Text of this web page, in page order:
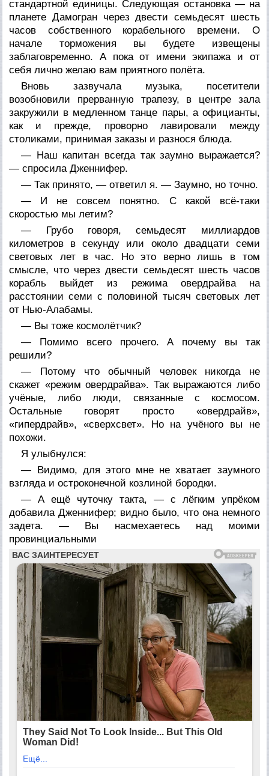
стандартной единицы. Следующая остановка — на
планете Дамогран через двести семьдесят шесть
часов собственного корабельного времени. О
начале торможения вы будете извещены
заблаговременно. А пока от имени экипажа и от
себя лично желаю вам приятного полёта.
Вновь зазвучала музыка, посетители
возобновили прерванную трапезу, в центре зала
закружили в медленном танце пары, а официанты,
как и прежде, проворно лавировали между
столиками, принимая заказы и разнося блюда.
— Наш капитан всегда так заумно выражается?
— спросила Дженнифер.
— Так принято, — ответил я. — Заумно, но точно.
— И не совсем понятно. С какой всё-таки
скоростью мы летим?
— Грубо говоря, семьдесят миллиардов
километров в секунду или около двадцати семи
световых лет в час. Но это верно лишь в том
смысле, что через двести семьдесят шесть часов
корабль выйдет из режима овердрайва на
расстоянии семи с половиной тысяч световых лет
от Нью-Алабамы.
— Вы тоже космолётчик?
— Помимо всего прочего. А почему вы так
решили?
— Потому что обычный человек никогда не
скажет «режим овердрайва». Так выражаются либо
учёные, либо люди, связанные с космосом.
Остальные говорят просто «овердрайв»,
«гипердрайв», «сверхсвет». Но на учёного вы не
похожи.
Я улыбнулся:
— Видимо, для этого мне не хватает заумного
взгляда и остроконечной козлиной бородки.
— А ещё чуточку такта, — с лёгким упрёком
добавила Дженнифер; видно было, что она немного
задета. — Вы насмехаетесь над моими
провинциальными